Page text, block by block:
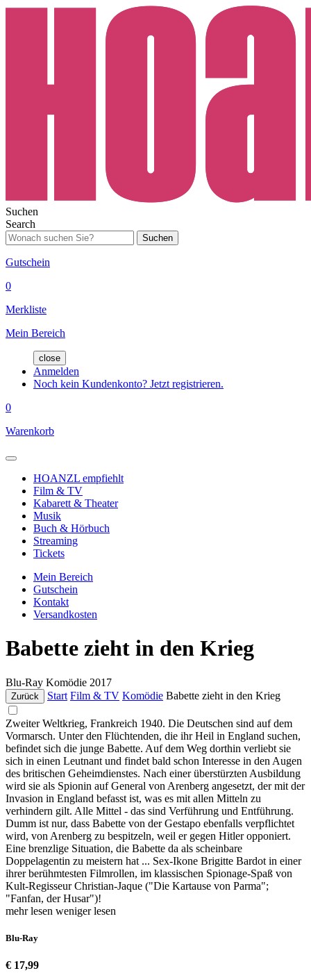
Suchen
Search
Suchen
Gutschein
0
Merkliste
Mein Bereich
close
Anmelden
Noch kein Kundenkonto? Jetzt registrieren.
0
Warenkorb
HOANZL empfiehlt
Film & TV
Kabarett & Theater
Musik
Buch & Hörbuch
Streaming
Tickets
Mein Bereich
Gutschein
Kontakt
Versandkosten
Babette zieht in den Krieg
Blu-Ray Komödie 2017
Zurück Start Film & TV Komödie Babette zieht in den Krieg
Zweiter Weltkrieg, Frankreich 1940. Die Deutschen sind auf dem
Vormarsch. Unter den Flüchtenden, die ihr Heil in England suchen,
befindet sich die junge Babette. Auf dem Weg dorthin verliebt sie
sich in einen Leutnant und findet bald schon Interesse in den Augen
des britischen Geheimdienstes. Nach einer überstürzten Ausbildung
wird sie als Spionin auf General von Arenberg angesetzt, der mit der
Invasion in England befasst ist, was es mit allen Mitteln zu
verhindern gilt. Alle Mittel - das sind Verführung und Entführung.
Dumm ist nur, dass Babette von der Gestapo ebenfalls verpflichtet
wird, von Arenberg zu bespitzeln, weil er gegen Hitler opponiert.
Eine brenzlige Situation, die Babette da als scheinbare
Doppelagentin zu meistern hat ... Sex-Ikone Brigitte Bardot in einer
ihrer berühmtesten Filmrollen, im klassischen Spionage-Spaß von
Kult-Regisseur Christian-Jaque ("Die Kartause von Parma";
"Fanfan, der Husar")!
mehr lesen weniger lesen
Blu-Ray
€ 17,99